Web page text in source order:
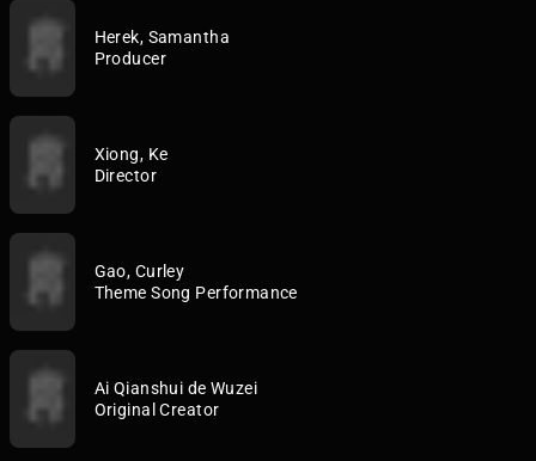
Herek, Samantha
Producer
Xiong, Ke
Director
Gao, Curley
Theme Song Performance
Ai Qianshui de Wuzei
Original Creator